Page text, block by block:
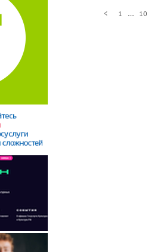
< 1 … 10